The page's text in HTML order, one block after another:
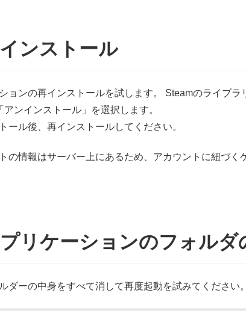
ンストール
ョンの再インストールを試します。 Steamのライブラ
アンインストール」を選択します。
ール後、再インストールしてください。
の情報はサーバー上にあるため、アカウントに紐づく
リケーションのフォルダ
ダーの中身をすべて消して再度起動を試みてください。